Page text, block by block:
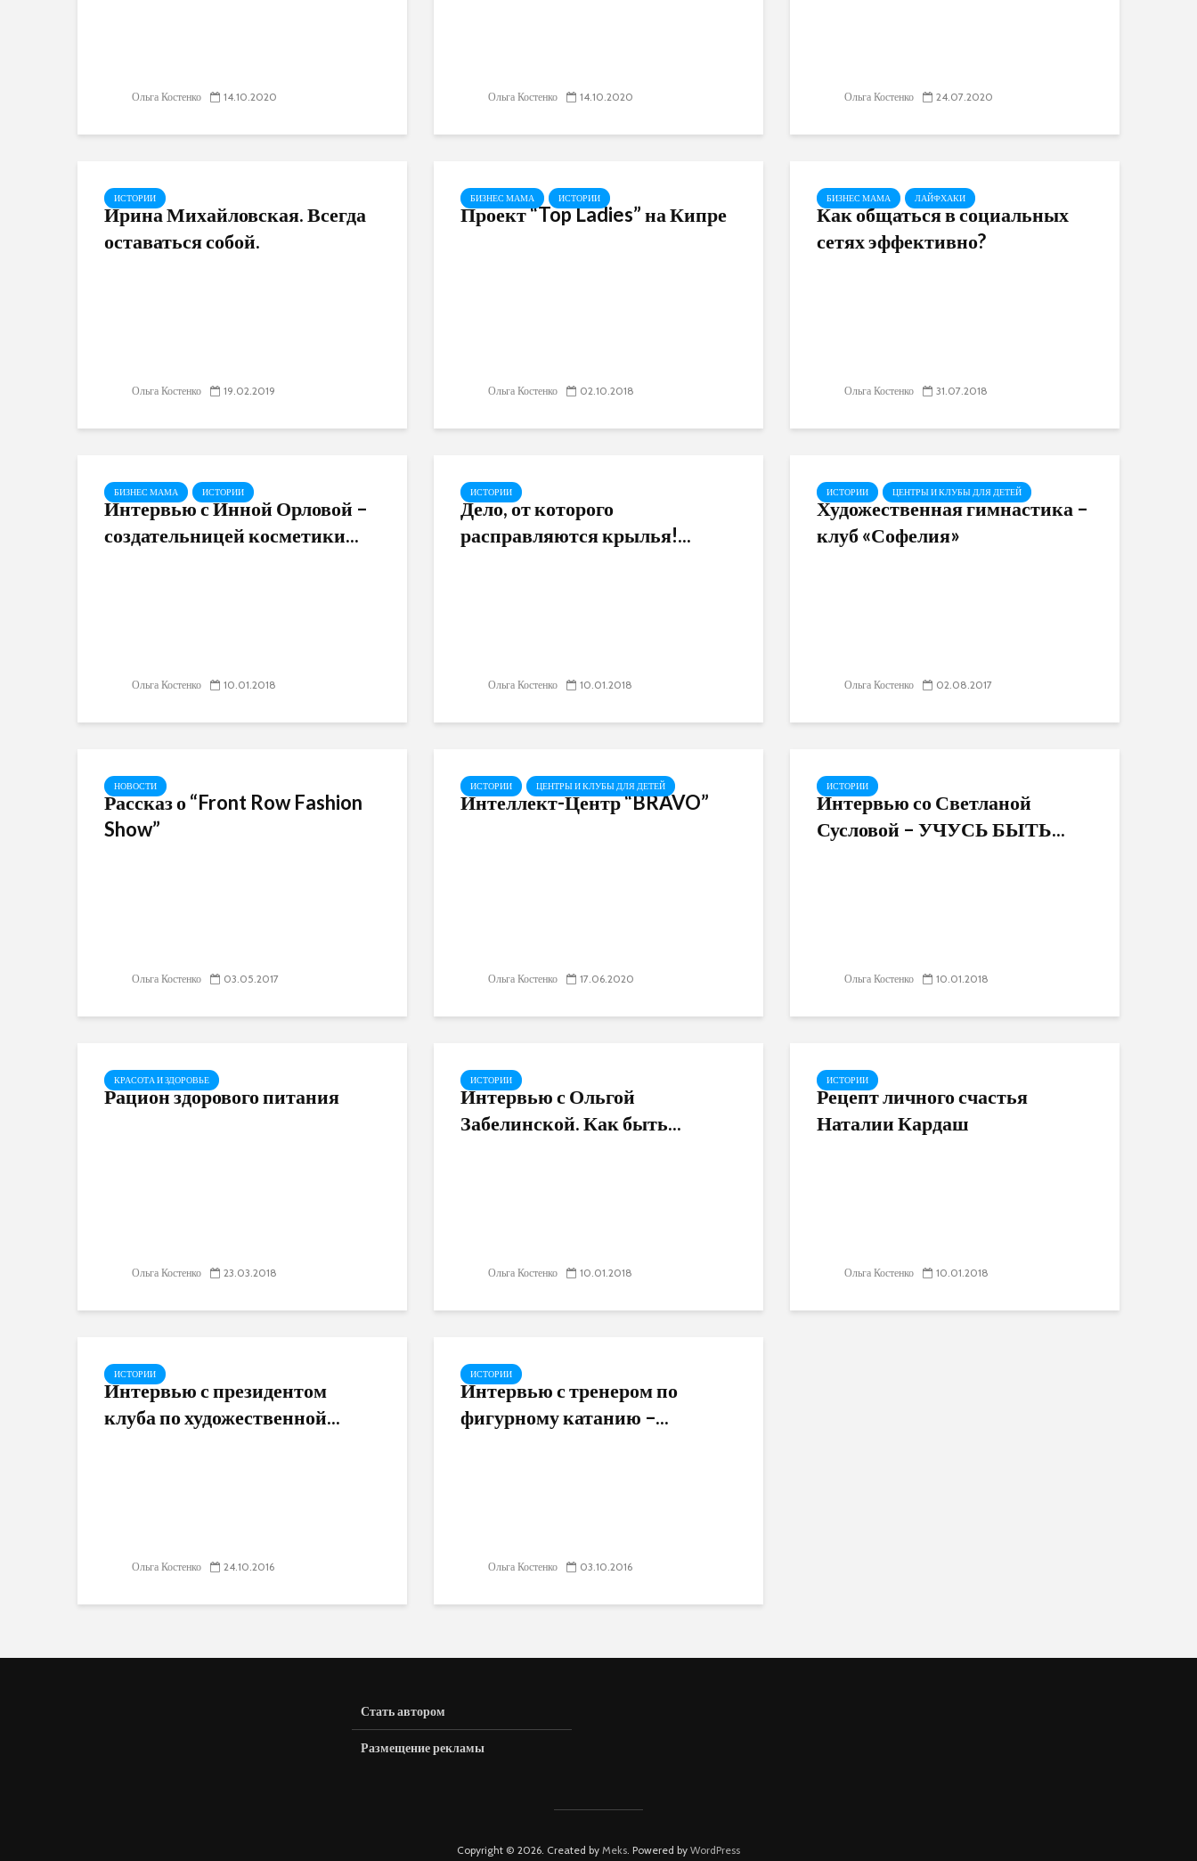
Ольга Костенко 14.10.2020 Ольга Костенко 14.10.2020 Ольга Костенко 24.07.2020
ИСТОРИИ
Ирина Михайловская. Всегда
оставаться собой.
Ольга Костенко 19.02.2019
БИЗНЕС МАМА ИСТОРИИ
Проект “Top Ladies” на Кипре
Ольга Костенко 02.10.2018
БИЗНЕС МАМА ЛАЙФХАКИ
Как общаться в социальных
сетях эффективно?
Ольга Костенко 31.07.2018
БИЗНЕС МАМА ИСТОРИИ
Интервью с Инной Орловой –
создательницей косметики...
Ольга Костенко 10.01.2018
ИСТОРИИ
Дело, от которого
расправляются крылья!...
Ольга Костенко 10.01.2018
ИСТОРИИ ЦЕНТРЫ И КЛУБЫ ДЛЯ ДЕТЕЙ
Художественная гимнастика –
клуб «Софелия»
Ольга Костенко 02.08.2017
НОВОСТИ
Рассказ о “Front Row Fashion
Show”
Ольга Костенко 03.05.2017
ИСТОРИИ ЦЕНТРЫ И КЛУБЫ ДЛЯ ДЕТЕЙ
Интеллект-Центр “BRAVO”
Ольга Костенко 17.06.2020
ИСТОРИИ
Интервью со Светланой
Сусловой – УЧУСЬ БЫТЬ...
Ольга Костенко 10.01.2018
КРАСОТА И ЗДОРОВЬЕ
Рацион здорового питания
Ольга Костенко 23.03.2018
ИСТОРИИ
Интервью с Ольгой
Забелинской. Как быть...
Ольга Костенко 10.01.2018
ИСТОРИИ
Рецепт личного счастья
Наталии Кардаш
Ольга Костенко 10.01.2018
ИСТОРИИ
Интервью с президентом
клуба по художественной...
Ольга Костенко 24.10.2016
ИСТОРИИ
Интервью с тренером по
фигурному катанию –...
Ольга Костенко 03.10.2016
Стать автором
Размещение рекламы
Copyright © 2026. Created by Meks. Powered by WordPress